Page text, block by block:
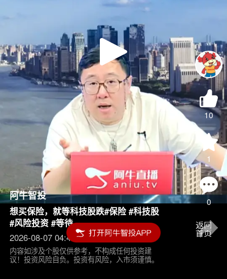
Play
Video
10
1
0
阿牛智投
想买保险，就等科技股跌#保险 #科技股
#风险投资 #等待
2026-08-07 04:45
内容如涉及个股仅供参考，不构成任何投资建
议！投资风险自负。投资有风险，入市须谨慎。